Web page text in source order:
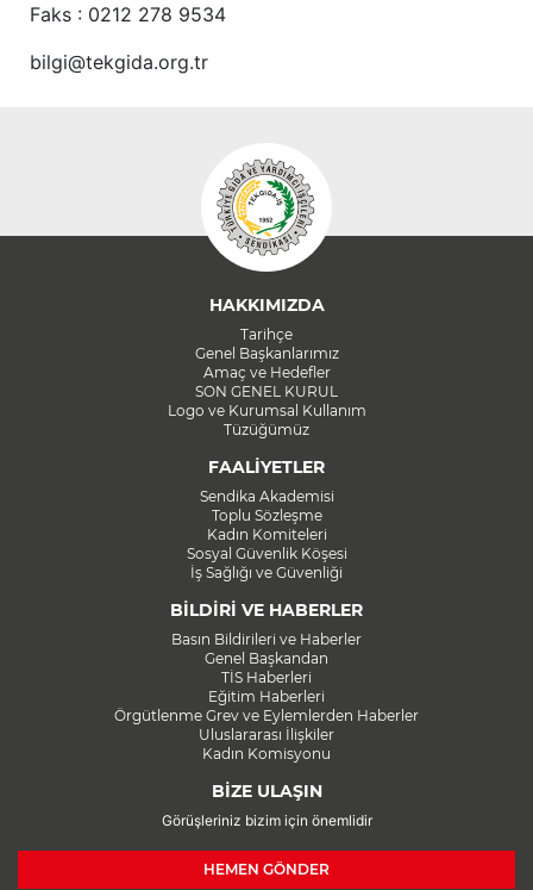
Faks : 0212 278 9534
bilgi@tekgida.org.tr
HAKKIMIZDA
Tarihçe
Genel Başkanlarımız
Amaç ve Hedefler
SON GENEL KURUL
Logo ve Kurumsal Kullanım
Tüzüğümüz
FAALİYETLER
Sendika Akademisi
Toplu Sözleşme
Kadın Komiteleri
Sosyal Güvenlik Köşesi
İş Sağlığı ve Güvenliği
BİLDİRİ VE HABERLER
Basın Bildirileri ve Haberler
Genel Başkandan
TİS Haberleri
Eğitim Haberleri
Örgütlenme Grev ve Eylemlerden Haberler
Uluslararası İlişkiler
Kadın Komisyonu
BİZE ULAŞIN
Görüşleriniz bizim için önemlidir
HEMEN GÖNDER